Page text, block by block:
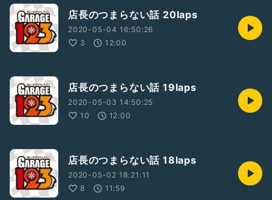
店長のつまらない話 20laps
2020-05-04 16:50:26
3
12:00
店長のつまらない話 19laps
2020-05-03 14:50:25
10
12:00
店長のつまらない話 18laps
2020-05-02 18:21:11
8
11:59